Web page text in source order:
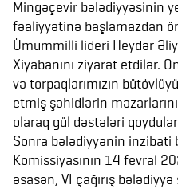
Mingəçevir bələdiyyəsinin
fəaliyyətinə başlamazdan
Ümummilli lideri Heydər
Xiyabanını ziyarət etdilər.
və torpaqlarımızın
etmiş şəhidlərin
olaraq gül dəstələri
Sonra bələdiyyənin inzibati
Komissiyasının 14 fevral
əsasən, VI çağırış